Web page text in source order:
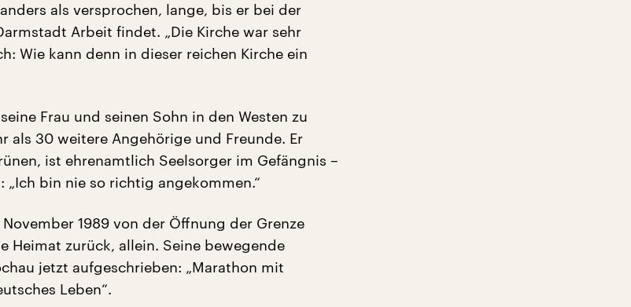
als versprochen, lange, bis er bei der
Arbeit findet. „Die Kirche war sehr
Wie kann denn in dieser reichen Kirche ein
Frau und seinen Sohn in den Westen zu
als 30 weitere Angehörige und Freunde. Er
ist ehrenamtlich Seelsorger im Gefängnis –
„Ich bin nie so richtig angekommen.“
1989 von der Öffnung der Grenze
Heimat zurück, allein. Seine bewegende
jetzt aufgeschrieben: „Marathon mit
Leben“.